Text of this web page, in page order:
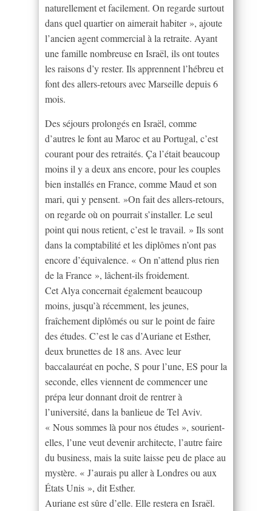
naturellement et facilement. On regarde surtout
dans quel quartier on aimerait habiter », ajoute
l’ancien agent commercial à la retraite. Ayant
une famille nombreuse en Israël, ils ont toutes
les raisons d’y rester. Ils apprennent l’hébreu et
font des allers-retours avec Marseille depuis 6
mois.
Des séjours prolongés en Israël, comme
d’autres le font au Maroc et au Portugal, c’est
courant pour des retraités. Ça l’était beaucoup
moins il y a deux ans encore, pour les couples
bien installés en France, comme Maud et son
mari, qui y pensent. »On fait des allers-retours,
on regarde où on pourrait s’installer. Le seul
point qui nous retient, c’est le travail. » Ils sont
dans la comptabilité et les diplômes n’ont pas
encore d’équivalence. « On n’attend plus rien
de la France », lâchent-ils froidement.
Cet Alya concernait également beaucoup
moins, jusqu’à récemment, les jeunes,
fraîchement diplômés ou sur le point de faire
des études. C’est le cas d’Auriane et Esther,
deux brunettes de 18 ans. Avec leur
baccalauréat en poche, S pour l’une, ES pour la
seconde, elles viennent de commencer une
prépa leur donnant droit de rentrer à
l’université, dans la banlieue de Tel Aviv.
« Nous sommes là pour nos études », sourient-
elles, l’une veut devenir architecte, l’autre faire
du business, mais la suite laisse peu de place au
mystère. « J’aurais pu aller à Londres ou aux
États Unis », dit Esther.
Auriane est sûre d’elle. Elle restera en Israël.